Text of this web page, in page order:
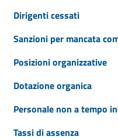
Dirigenti cessati
Sanzioni per mancata
Posizioni organizzative
Dotazione organica
Personale non a tempo
Tassi di assenza